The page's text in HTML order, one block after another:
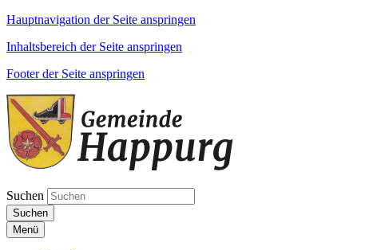
Hauptnavigation der Seite anspringen
Inhaltsbereich der Seite anspringen
Footer der Seite anspringen
Suchen
Suchen
Menü